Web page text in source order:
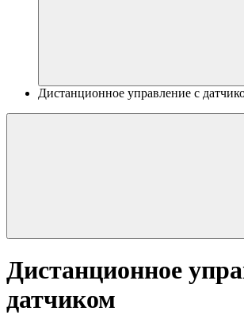
Дистанционное управление с
Дистанционное
датчиком